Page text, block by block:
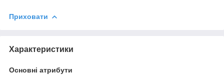
Приховати
Характеристики
Основні атрибути